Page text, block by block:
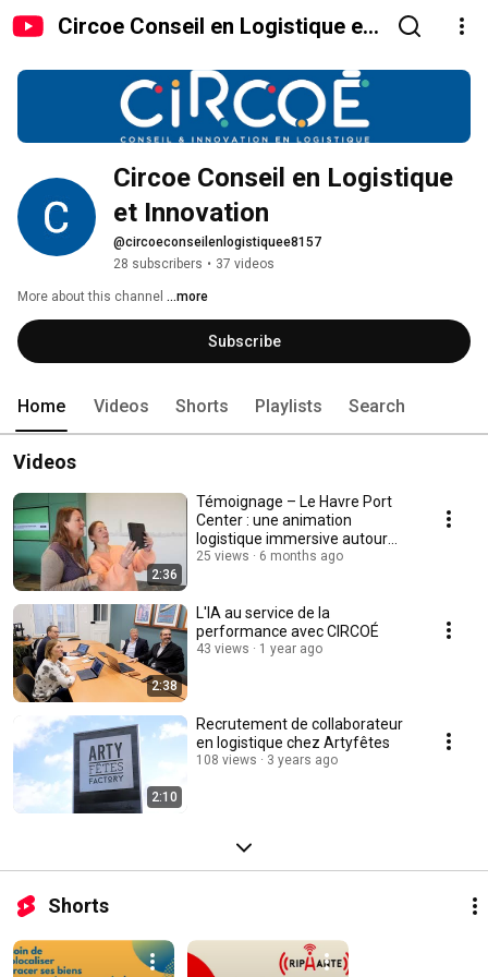
Circoe Conseil en Logistique et
Circoe Conseil en Logistique
et Innovation
@circoeconseilenlogistiquee8157
28 subscribers • 37 videos
More about this channel ...more
Subscribe
Home Videos Shorts Playlists Search
Videos
2:36
Témoignage – Le Havre Port
Center : une animation
logistique immersive autour
des enjeux portuaires
25 views 6 months ago
2:38
L'IA au service de la
performance avec CIRCOÉ
43 views 1 year ago
2:10
Recrutement de collaborateur
en logistique chez Artyfêtes
108 views 3 years ago
Shorts